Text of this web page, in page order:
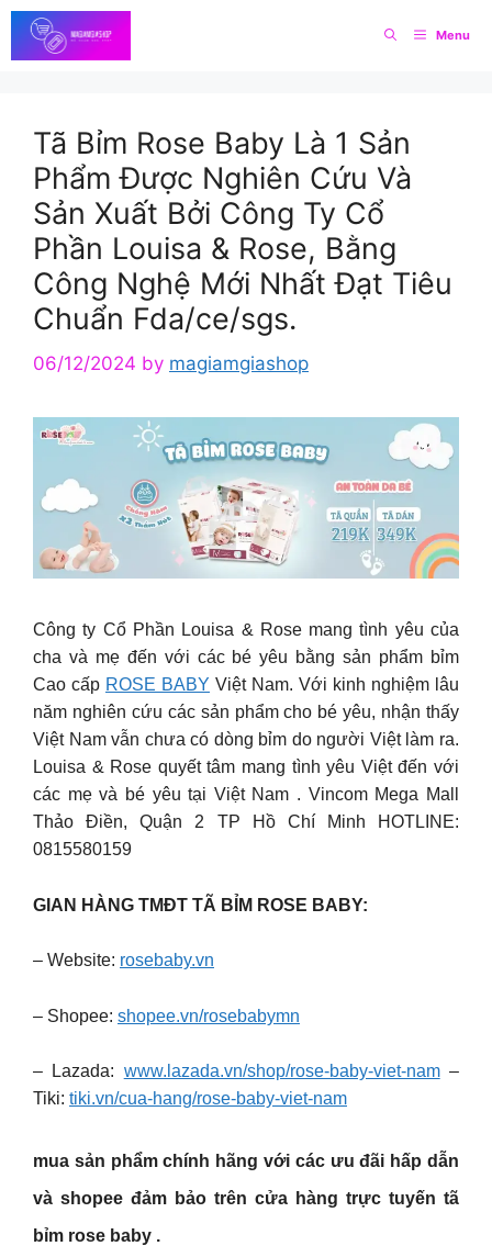
Skip
to
content
Menu
Tã Bỉm Rose Baby Là 1 Sản
Phẩm Được Nghiên Cứu Và
Sản Xuất Bởi Công Ty Cổ
Phần Louisa & Rose, Bằng
Công Nghệ Mới Nhất Đạt Tiêu
Chuẩn Fda/ce/sgs.
06/12/2024 by magiamgiashop
Công ty Cổ Phần Louisa & Rose mang tình yêu của
cha và mẹ đến với các bé yêu bằng sản phẩm bỉm
Cao cấp ROSE BABY Việt Nam. Với kinh nghiệm lâu
năm nghiên cứu các sản phẩm cho bé yêu, nhận thấy
Việt Nam vẫn chưa có dòng bỉm do người Việt làm ra.
Louisa & Rose quyết tâm mang tình yêu Việt đến với
các mẹ và bé yêu tại Việt Nam . Vincom Mega Mall
Thảo Điền, Quận 2 TP Hồ Chí Minh HOTLINE:
0815580159
GIAN HÀNG TMĐT TÃ BỈM ROSE BABY:
– Website: rosebaby.vn
– Shopee: shopee.vn/rosebabymn
– Lazada: www.lazada.vn/shop/rose-baby-viet-nam–
Tiki: tiki.vn/cua-hang/rose-baby-viet-nam
mua sản phẩm chính hãng với các ưu đãi hấp dẫn
và shopee đảm bảo trên cửa hàng trực tuyến tã
bỉm rose baby .